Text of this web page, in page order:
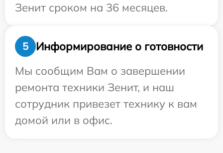
Зенит сроком на 36 месяцев.
5
Информирование о готовности
Мы сообщим Вам о завершении
ремонта техники Зенит, и наш
сотрудник привезет технику к вам
домой или в офис.